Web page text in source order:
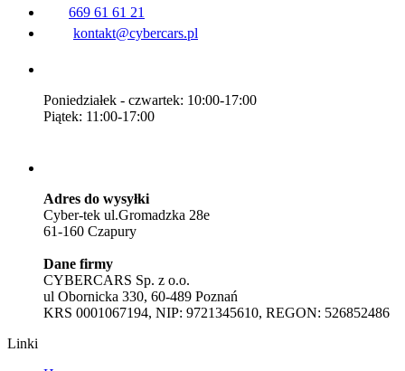
669 61 61 21
kontakt@cybercars.pl
Poniedziałek - czwartek: 10:00-17:00
Piątek: 11:00-17:00
Adres do wysyłki
Cyber-tek ul.Gromadzka 28e
61-160 Czapury
Dane firmy
CYBERCARS Sp. z o.o.
ul Obornicka 330, 60-489 Poznań
KRS 0001067194, NIP: 9721345610, REGON: 526852486
Linki